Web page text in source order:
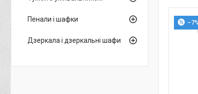
Пенали і шафки
Дзеркала і дзеркальні шафи